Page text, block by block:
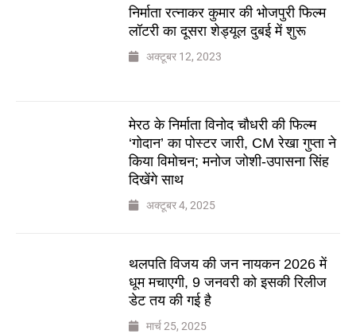
निर्माता रत्नाकर कुमार की भोजपुरी फिल्म
लॉटरी का दूसरा शेड्यूल दुबई में शुरू
अक्टूबर 12, 2023
मेरठ के निर्माता विनोद चौधरी की फिल्म
‘गोदान’ का पोस्टर जारी, CM रेखा गुप्ता ने
किया विमोचन; मनोज जोशी-उपासना सिंह
दिखेंगे साथ
अक्टूबर 4, 2025
थलपति विजय की जन नायकन 2026 में
धूम मचाएगी, 9 जनवरी को इसकी रिलीज
डेट तय की गई है
मार्च 25, 2025